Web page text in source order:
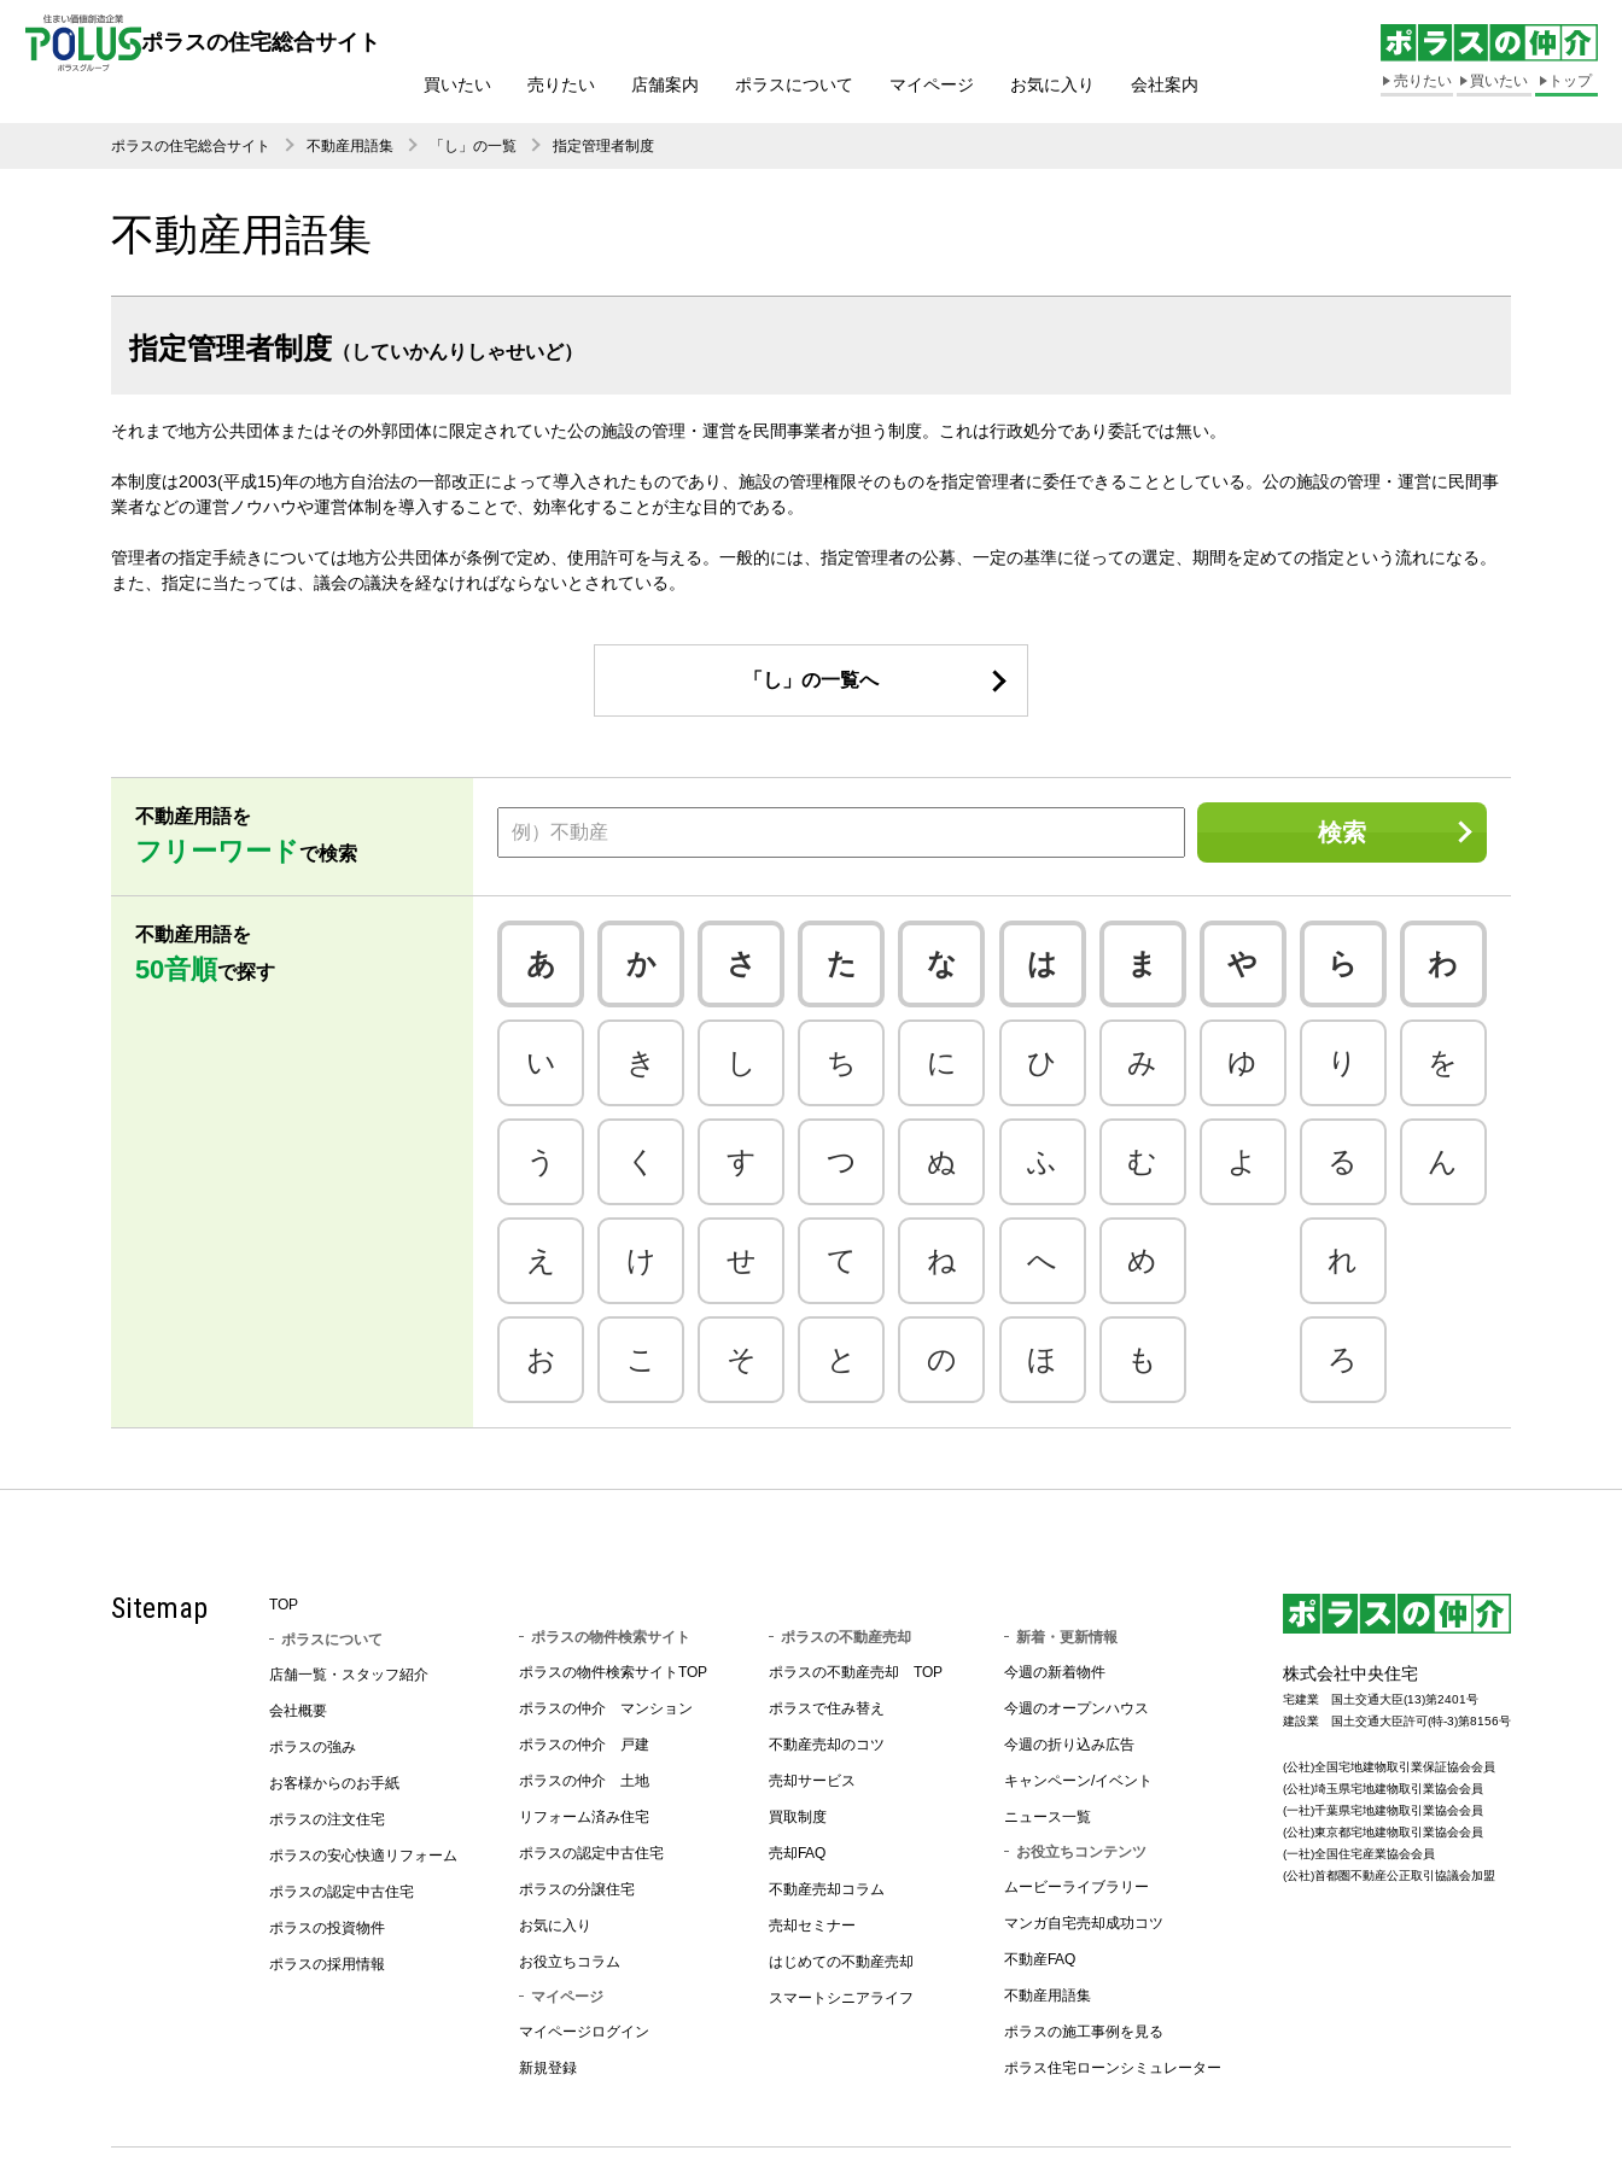
ポラスの住宅総合サイト
買いたい 売りたい 店舗案内 ポラスについて マイページ お気に入り 会社案内 売りたい 買いたい トップ
ポラスの住宅総合サイト 不動産用語集 「し」の一覧 指定管理者制度
不動産用語集
指定管理者制度 （していかんりしゃせいど）
それまで地方公共団体またはその外郭団体に限定されていた公の施設の管理・運営を民間事業者が担う制度。これは行政処分であり委託では無い。
本制度は2003(平成15)年の地方自治法の一部改正によって導入されたものであり、施設の管理権限そのものを指定管理者に委任できることとしている。公の施設の管理・運営に民間事
業者などの運営ノウハウや運営体制を導入することで、効率化することが主な目的である。
管理者の指定手続きについては地方公共団体が条例で定め、使用許可を与える。一般的には、指定管理者の公募、一定の基準に従っての選定、期間を定めての指定という流れになる。
また、指定に当たっては、議会の議決を経なければならないとされている。
「し」の一覧へ
不動産用語を
フリーワードで検索
検索
不動産用語を
50音順で探す あ
い
う
え
お
か
き
く
け
こ
さ
し
す
せ
そ
た
ち
つ
て
と
な
に
ぬ
ね
の
は
ひ
ふ
へ
ほ
ま
み
む
め
も
や
ゆ
よ
ら
り
る
れ
ろ
わ
を
ん
Sitemap TOP
ポラスについて
店舗一覧・スタッフ紹介
会社概要
ポラスの強み
お客様からのお手紙
ポラスの注文住宅
ポラスの安心快適リフォーム
ポラスの認定中古住宅
ポラスの投資物件
ポラスの採用情報
ポラスの物件検索サイト
ポラスの物件検索サイトTOP
ポラスの仲介 マンション
ポラスの仲介 戸建
ポラスの仲介 土地
リフォーム済み住宅
ポラスの認定中古住宅
ポラスの分譲住宅
お気に入り
お役立ちコラム
マイページ
マイページログイン
新規登録
ポラスの不動産売却
ポラスの不動産売却 TOP
ポラスで住み替え
不動産売却のコツ
売却サービス
買取制度
売却FAQ
不動産売却コラム
売却セミナー
はじめての不動産売却
スマートシニアライフ
新着・更新情報
今週の新着物件
今週のオープンハウス
今週の折り込み広告
キャンペーン/イベント
ニュース一覧
お役立ちコンテンツ
ムービーライブラリー
マンガ自宅売却成功コツ
不動産FAQ
不動産用語集
ポラスの施工事例を見る
ポラス住宅ローンシミュレーター
株式会社中央住宅
宅建業 国土交通大臣(13)第2401号
建設業 国土交通大臣許可(特-3)第8156号
(公社)全国宅地建物取引業保証協会会員
(公社)埼玉県宅地建物取引業協会会員
(一社)千葉県宅地建物取引業協会会員
(公社)東京都宅地建物取引業協会会員
(一社)全国住宅産業協会会員
(公社)首都圏不動産公正取引協議会加盟